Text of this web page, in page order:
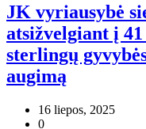
JK vyriausybė
atsižvelgiant į
sterlingų
augimą
16 liepos, 2025
0